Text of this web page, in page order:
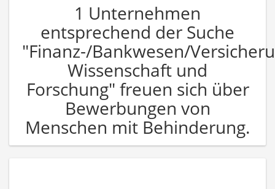
1 Unternehmen
entsprechend der Suche
"Finanz-/Bankwesen/
Wissenschaft und
Forschung" freuen sich über
Bewerbungen von
Menschen mit Behinderung.